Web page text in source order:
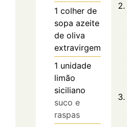
1 colher de
sopa azeite
de oliva
extravirgem
1 unidade
limão
siciliano
suco e
raspas